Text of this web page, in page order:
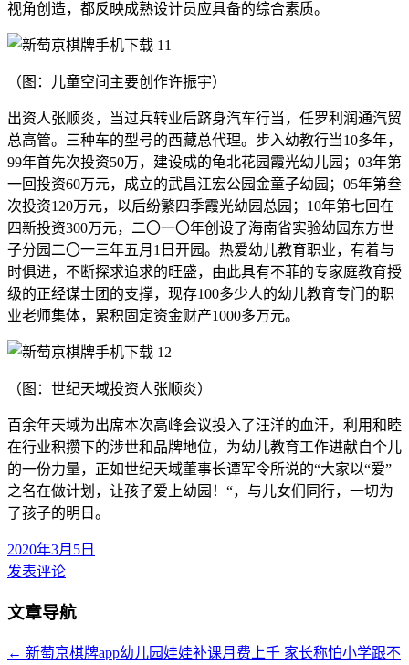
视角创造，都反映成熟设计员应具备的综合素质。
（图：儿童空间主要创作许振宇）
出资人张顺炎，当过兵转业后跻身汽车行当，任罗利润通汽贸
总高管。三种车的型号的西藏总代理。步入幼教行当10多年，
99年首先次投资50万，建设成的龟北花园霞光幼儿园；03年第
一回投资60万元，成立的武昌江宏公园金童子幼园；05年第叁
次投资120万元，以后纷繁四季霞光幼园总园；10年第七回在
四新投资300万元，二〇一〇年创设了海南省实验幼园东方世
子分园二〇一三年五月1日开园。热爱幼儿教育职业，有着与
时俱进，不断探求追求的旺盛，由此具有不菲的专家庭教育授
级的正经谋士团的支撑，现存100多少人的幼儿教育专门的职
业老师集体，累积固定资金财产1000多万元。
（图：世纪天域投资人张顺炎）
百余年天域为出席本次高峰会议投入了汪洋的血汗，利用和睦
在行业积攒下的涉世和品牌地位，为幼儿教育工作进献自个儿
的一份力量，正如世纪天域董事长谭军令所说的“大家以“爱”
之名在做计划，让孩子爱上幼园！“，与儿女们同行，一切为
了孩子的明日。
2020年3月5日
发表评论
文章导航
← 新萄京棋牌app幼儿园娃娃补课月费上千 家长称怕小学跟不